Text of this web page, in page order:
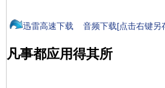
迅雷高速下载 音频下载[点击右键另
凡事都应用得其所